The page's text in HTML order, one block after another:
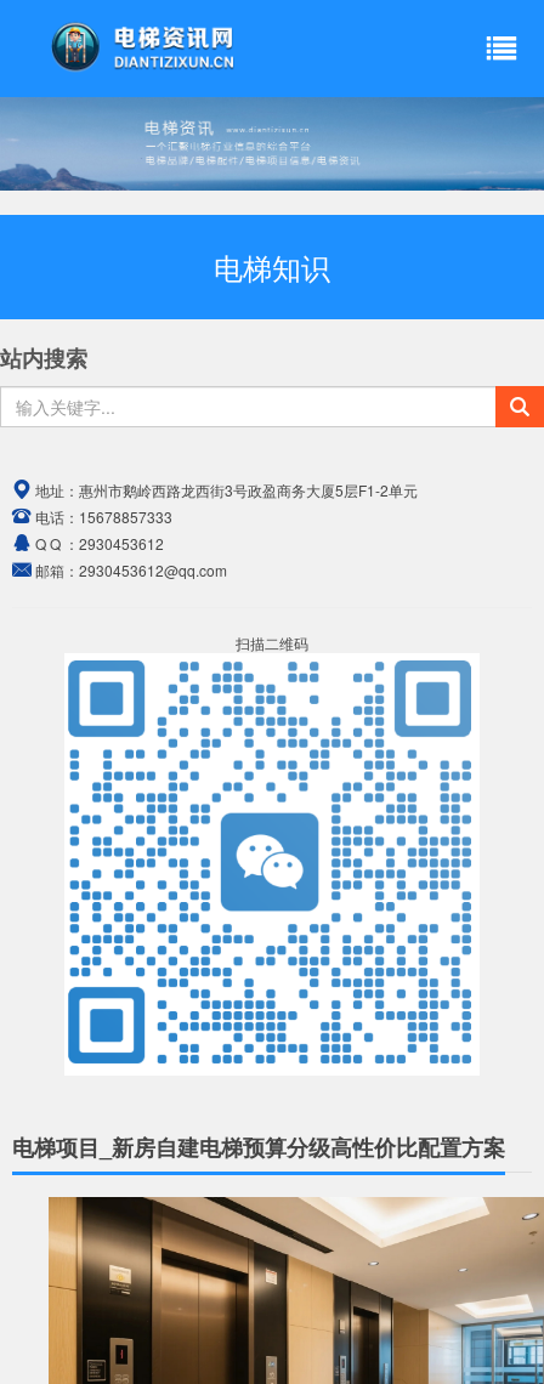
电梯知识
站内搜索
地址： 惠州市鹅岭西路龙西街3号政盈商务大厦5层F1-2单元
电话： 15678857333
Q Q ： 2930453612
邮箱： 2930453612@qq.com
扫描二维码
电梯项目_新房自建电梯预算分级高性价比配置方案